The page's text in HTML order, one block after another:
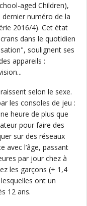
aged Children),
numéro de la
2016/4). Cet état
dans le quotidien
soulignent ses
appareils :
selon le sexe.
les consoles de jeu :
heure de plus que
pour faire des
sur des réseaux
avec l’âge, passant
par jour chez à
les garçons (+ 1,4
ont un
12 ans.